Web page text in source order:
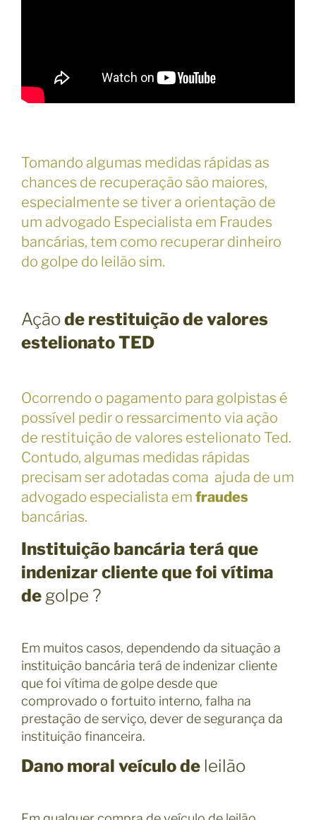
Tomando algumas medidas rápidas as
chances de recuperação são maiores,
especialmente se tiver a orientação de
um advogado Especialista em Fraudes
bancárias, tem como recuperar dinheiro
do golpe do leilão sim.
Açãode restituição de valores
estelionato TED
Ocorrendo o pagamento para golpistas é
possível pedir o ressarcimento via ação
de restituição de valores estelionato Ted.
Contudo, algumas medidas rápidas
precisam ser adotadas coma ajuda de um
advogado especialista em fraudes
bancárias.
Instituição bancária terá que
indenizar cliente que foi vítima
de golpe ?
Em muitos casos, dependendo da situação a
instituição bancária terá de indenizar cliente
que foi vítima de golpe desde que
comprovado o fortuito interno, falha na
prestação de serviço, dever de segurança da
instituição financeira.
Dano moral veículo de leilão